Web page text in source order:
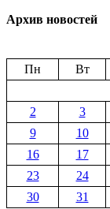
Архив новостей
Пн
Вт
2
3
9
10
16
17
23
24
30
31